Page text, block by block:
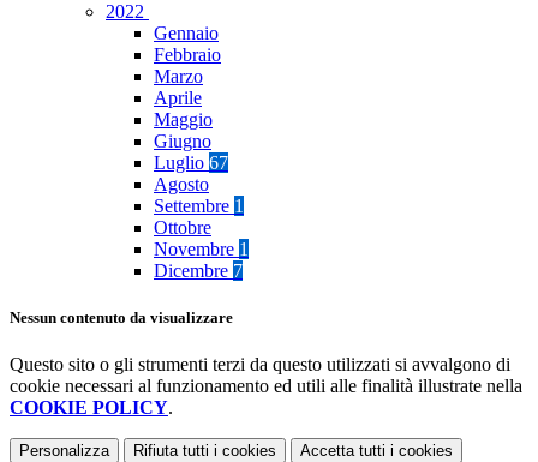
2022
Gennaio
Febbraio
Marzo
Aprile
Maggio
Giugno
Luglio 67
Agosto
Settembre 1
Ottobre
Novembre 1
Dicembre 7
Nessun contenuto da visualizzare
Questo sito o gli strumenti terzi da questo utilizzati si avvalgono di
cookie necessari al funzionamento ed utili alle finalità illustrate nella
COOKIE POLICY.
Personalizza Rifiuta tutti i cookies Accetta tutti i cookies